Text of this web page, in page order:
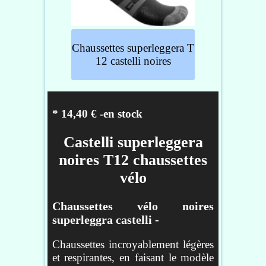
Cheville en mesh diaphane
Fils antibactériens Meryl®
Skinlife
Bande de maintien à mi-pied
Tailles :
S/M : 35/38
L/XL : 39/41
Réf : 4521030-001
Chaussettes superleggera T
12 castelli noires
* 14,40 € -en stock
Castelli superleggera
noires T12 chaussettes
vélo
Chaussettes vélo noires
superleggra castelli -
Chaussettes incroyablement légères
et respirantes, en faisant le modèle